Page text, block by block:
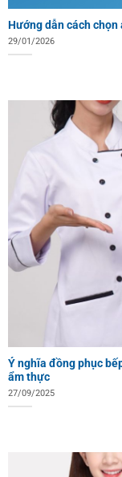
Hướng dẫn cách chọn
29/01/2026
Ý nghĩa đồng phục
ẩm thực
27/09/2025